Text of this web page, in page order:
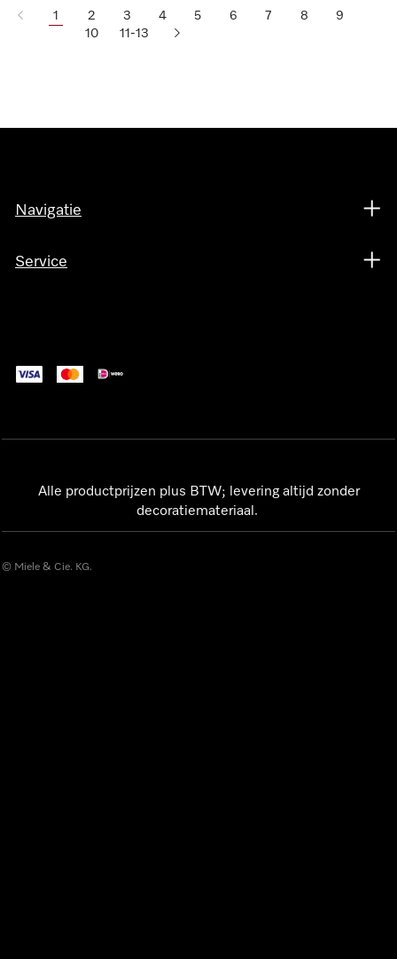
1 2 3 4 5 6 7 8
9
10
11-13
Navigatie
Service
Alle productprijzen plus BTW; levering altijd zonder
decoratiemateriaal.
© Miele & Cie. KG.